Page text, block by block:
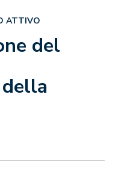
del
ATTIVO